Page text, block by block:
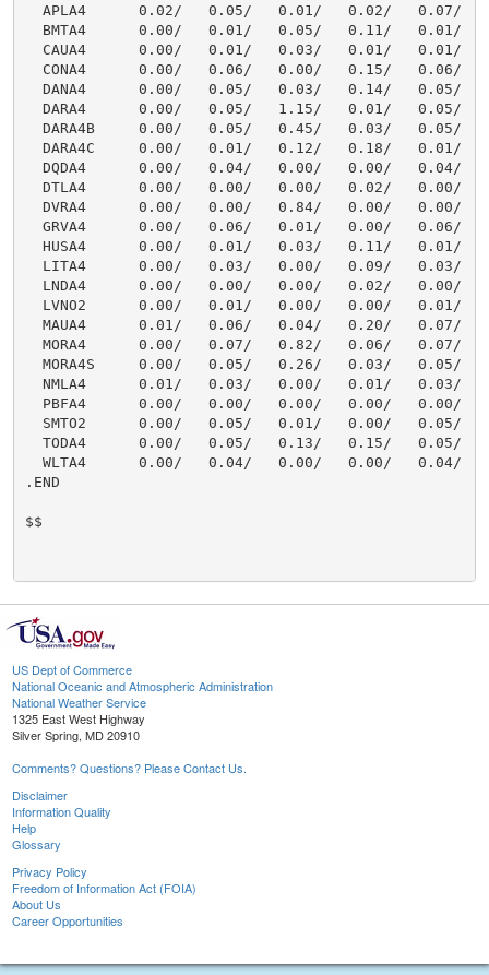
APLA4      0.02/   0.05/   0.01/   0.02/   0.07/
BMTA4      0.00/   0.01/   0.05/   0.11/   0.01/
CAUA4      0.00/   0.01/   0.03/   0.01/   0.01/
CONA4      0.00/   0.06/   0.00/   0.15/   0.06/
DANA4      0.00/   0.05/   0.03/   0.14/   0.05/
DARA4      0.00/   0.05/   1.15/   0.01/   0.05/
DARA4B     0.00/   0.05/   0.45/   0.03/   0.05/
DARA4C     0.00/   0.01/   0.12/   0.18/   0.01/
DQDA4      0.00/   0.04/   0.00/   0.00/   0.04/
DTLA4      0.00/   0.00/   0.00/   0.02/   0.00/
DVRA4      0.00/   0.00/   0.84/   0.00/   0.00/
GRVA4      0.00/   0.06/   0.01/   0.00/   0.06/
HUSA4      0.00/   0.01/   0.03/   0.11/   0.01/
LITA4      0.00/   0.03/   0.00/   0.09/   0.03/
LNDA4      0.00/   0.00/   0.00/   0.02/   0.00/
LVNO2      0.00/   0.01/   0.00/   0.00/   0.01/
MAUA4      0.01/   0.06/   0.04/   0.20/   0.07/
MORA4      0.00/   0.07/   0.82/   0.06/   0.07/
MORA4S     0.00/   0.05/   0.26/   0.03/   0.05/
NMLA4      0.01/   0.03/   0.00/   0.01/   0.03/
PBFA4      0.00/   0.00/   0.00/   0.00/   0.00/
SMTO2      0.00/   0.05/   0.01/   0.00/   0.05/
TODA4      0.00/   0.05/   0.13/   0.15/   0.05/
WLTA4      0.00/   0.04/   0.00/   0.00/   0.04/
.END
$$
US Dept of Commerce
National Oceanic and Atmospheric Administration
National Weather Service
1325 East West Highway
Silver Spring, MD 20910
Comments? Questions? Please Contact Us.
Disclaimer
Information Quality
Help
Glossary
Privacy Policy
Freedom of Information Act (FOIA)
About Us
Career Opportunities